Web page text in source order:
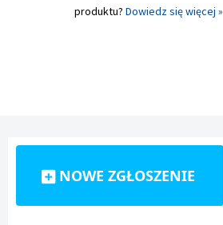
produktu? Dowiedz się więcej »
NOWE ZGŁOSZENIE